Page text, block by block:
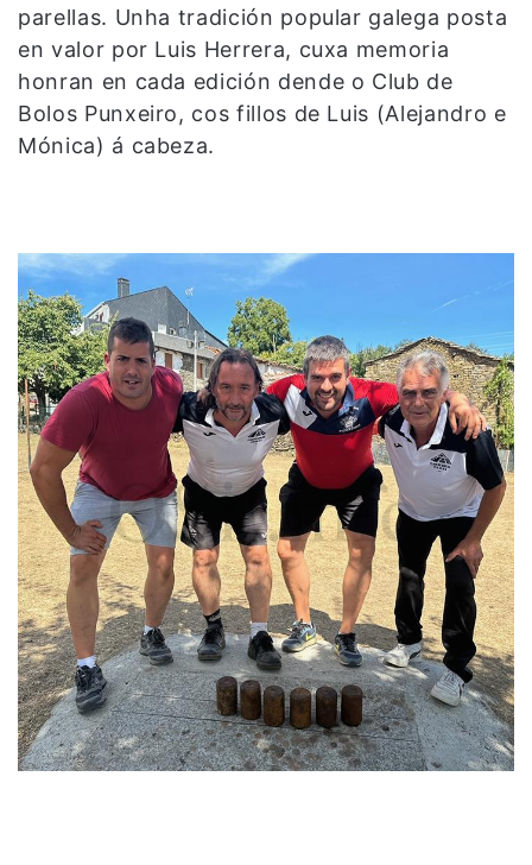
parellas. Unha tradición popular galega posta
en valor por Luis Herrera, cuxa memoria
honran en cada edición dende o Club de
Bolos Punxeiro, cos fillos de Luis (Alejandro e
Mónica) á cabeza.